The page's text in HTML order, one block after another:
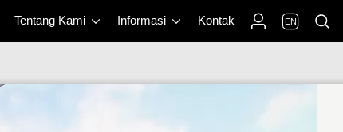
Tentang Kami Informasi Kontak EN